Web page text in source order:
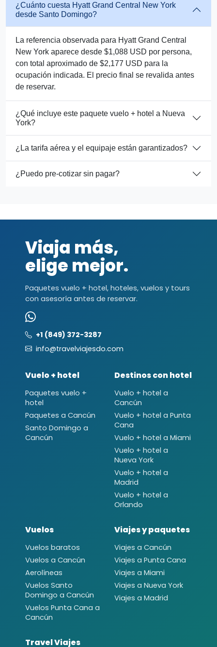
¿Cuánto cuesta Hyatt Grand Central New York
desde Santo Domingo?
La referencia observada para Hyatt Grand Central
New York aparece desde $1,088 USD por persona,
con total aproximado de $2,177 USD para la
ocupación indicada. El precio final se revalida antes
de reservar.
¿Qué incluye este paquete vuelo + hotel a Nueva
York?
¿La tarifa aérea y el equipaje están garantizados?
¿Puedo pre-cotizar sin pagar?
Viaja más,
elige mejor.
Paquetes vuelo + hotel, hoteles, vuelos y tours
con asesoría antes de reservar.
+1 (849) 372-3287
info@travelviajesdo.com
Vuelo + hotel
Paquetes vuelo +
hotel
Paquetes a Cancún
Santo Domingo a
Cancún
Destinos con hotel
Vuelo + hotel a
Cancún
Vuelo + hotel a Punta
Cana
Vuelo + hotel a Miami
Vuelo + hotel a
Nueva York
Vuelo + hotel a
Madrid
Vuelo + hotel a
Orlando
Vuelos
Vuelos baratos
Vuelos a Cancún
Aerolíneas
Vuelos Santo
Domingo a Cancún
Vuelos Punta Cana a
Cancún
Viajes y paquetes
Viajes a Cancún
Viajes a Punta Cana
Viajes a Miami
Viajes a Nueva York
Viajes a Madrid
Travel Viajes